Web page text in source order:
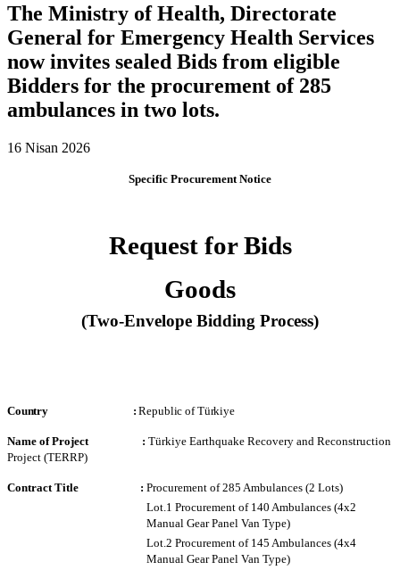
The Ministry of Health, Directorate
General for Emergency Health Services
now invites sealed Bids from eligible
Bidders for the procurement of 285
ambulances in two lots.
16 Nisan 2026
Specific Procurement Notice
Request for Bids
Goods
(Two-Envelope Bidding Process)
Country :Republic of Türkiye
Name of Project : Türkiye Earthquake Recovery and Reconstruction
Project (TERRP)
Contract Title : Procurement of 285 Ambulances (2 Lots)
Lot.1 Procurement of 140 Ambulances (4x2
Manual Gear Panel Van Type)
Lot.2 Procurement of 145 Ambulances (4x4
Manual Gear Panel Van Type)